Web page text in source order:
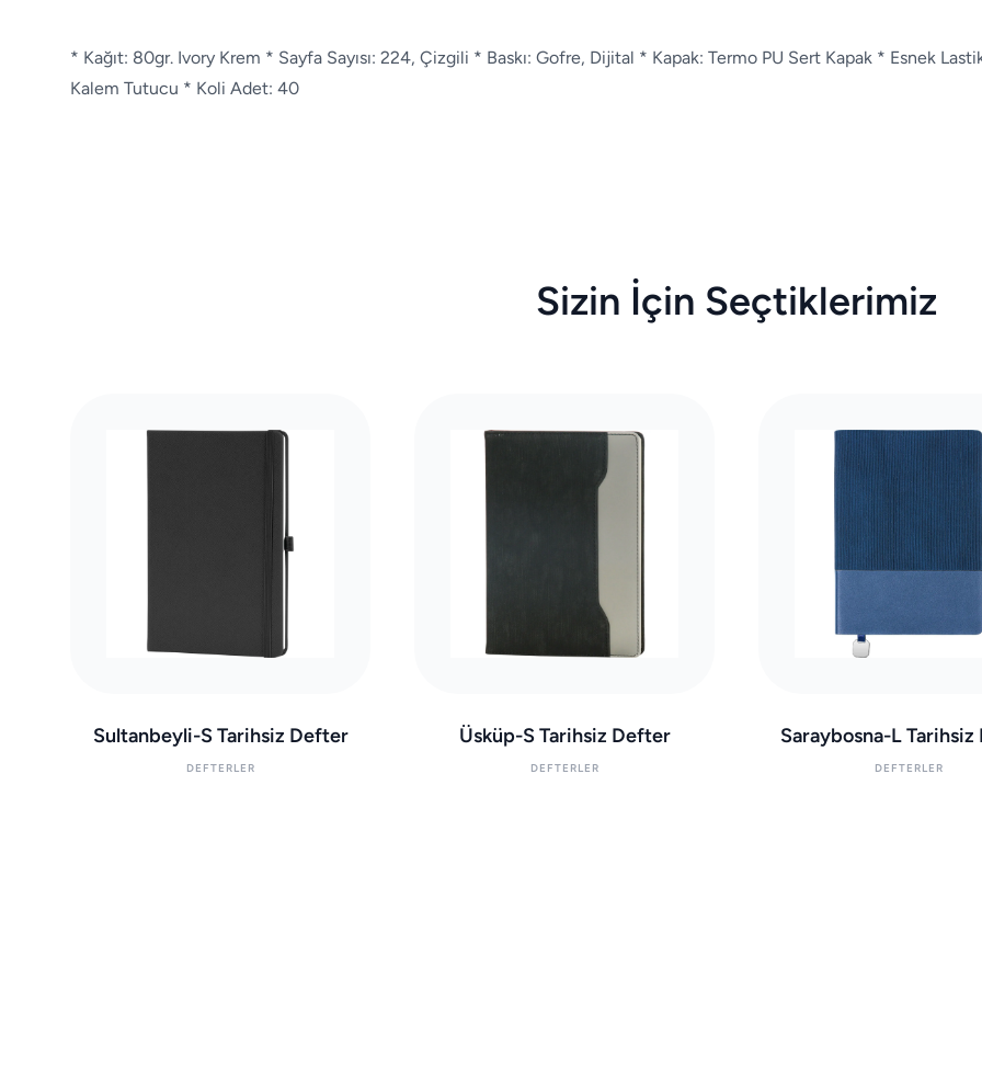
* Kağıt: 80gr. Ivory Krem * Sayfa Sayısı: 224, Çizgili * Baskı: Gofre, Dijital * Kapak: Termo PU Sert Kapak * Esnek
Kalem Tutucu * Koli Adet: 40
Sizin İçin Seçtiklerimiz
Sultanbeyli-S Tarihsiz Defter
DEFTERLER
Üsküp-S Tarihsiz Defter
DEFTERLER
Saraybosna-L
DEFTERLER